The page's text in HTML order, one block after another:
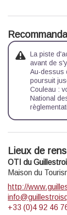
La piste
avant de
Au-dessus
poursuit
Couleau :
National
Lieux de
OTI du
Maison du
http://
+33 (0)4 92 46